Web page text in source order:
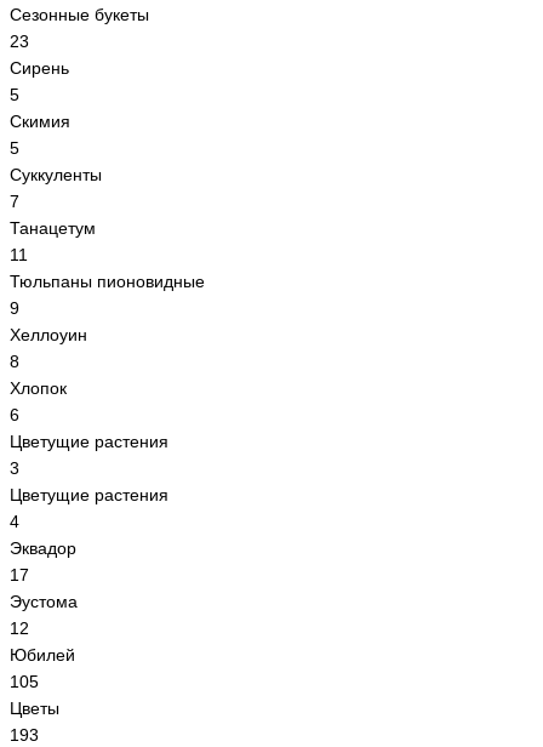
Сезонные букеты
23
Сирень
5
Скимия
5
Суккуленты
7
Танацетум
11
Тюльпаны пионовидные
9
Хеллоуин
8
Хлопок
6
Цветущие растения
3
Цветущие растения
4
Эквадор
17
Эустома
12
Юбилей
105
Цветы
193